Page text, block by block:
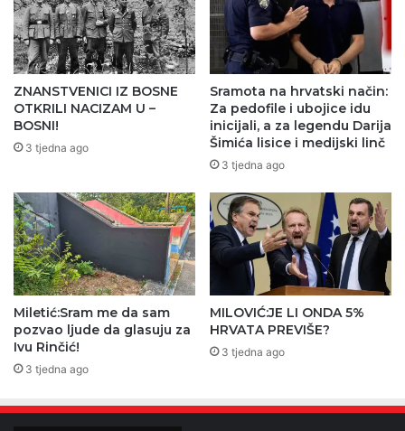
ZNANSTVENICI IZ BOSNE
OTKRILI NACIZAM U –
BOSNI!
3 tjedna ago
Sramota na hrvatski način:
Za pedofile i ubojice idu
inicijali, a za legendu Darija
Šimića lisice i medijski linč
3 tjedna ago
Miletić:Sram me da sam
pozvao ljude da glasuju za
Ivu Rinčić!
3 tjedna ago
MILOVIĆ:JE LI ONDA 5%
HRVATA PREVIŠE?
3 tjedna ago